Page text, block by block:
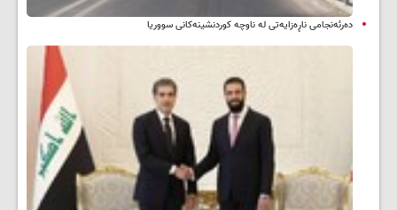
دەرئەنجامی ناڕەزایەتی لە ناوچە کوردنشینەکانی سووریا